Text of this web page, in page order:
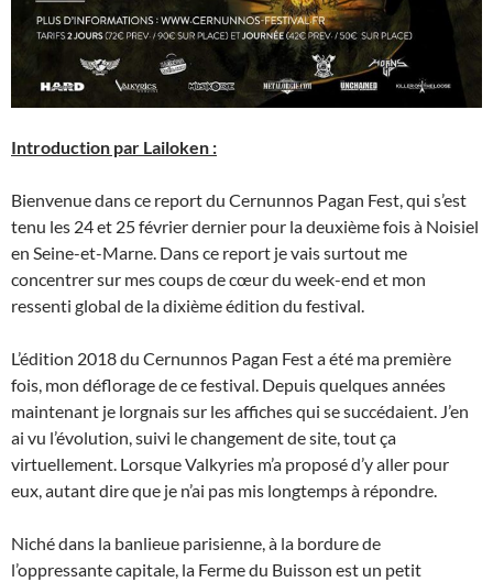
Introduction par Lailoken :
Bienvenue dans ce report du Cernunnos Pagan Fest, qui s’est
tenu les 24 et 25 février dernier pour la deuxième fois à Noisiel
en Seine-et-Marne. Dans ce report je vais surtout me
concentrer sur mes coups de cœur du week-end et mon
ressenti global de la dixième édition du festival.
L’édition 2018 du Cernunnos Pagan Fest a été ma première
fois, mon déflorage de ce festival. Depuis quelques années
maintenant je lorgnais sur les affiches qui se succédaient. J’en
ai vu l’évolution, suivi le changement de site, tout ça
virtuellement. Lorsque Valkyries m’a proposé d’y aller pour
eux, autant dire que je n’ai pas mis longtemps à répondre.
Niché dans la banlieue parisienne, à la bordure de
l’oppressante capitale, la Ferme du Buisson est un petit